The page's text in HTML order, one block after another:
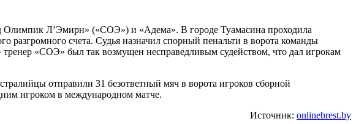
Олимпик Л’Эмирн» («СОЭ») и «Адема». В городе Туамасина проходила
разгромного счета. Судья назначил спорный пенальти в ворота команды
«СОЭ» был так возмущен несправедливым судейством, что дал игрокам
отправили 31 безответный мяч в ворота игроков сборной
игроком в международном матче.
Источник: onlinebrest.by